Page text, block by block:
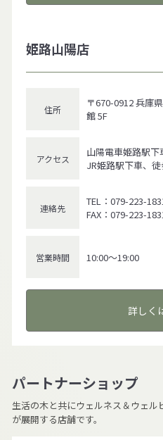
姫路山陽店
住所
〒670-0912 兵庫
館 5F
アクセス
山陽電車姫路駅下
JR姫路駅下車、
連絡先
TEL：079-223-
FAX：079-223-
営業時間 10:00～19:00
詳しく
パートナーショップ
生活の木と共にウェルネス＆ウェ
が展開する店舗です。